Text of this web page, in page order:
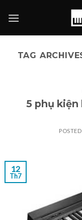
TAG
5 phụ kiện
12
Th7